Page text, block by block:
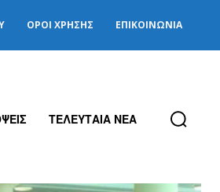
ΌΡΟΙ ΧΡΉΣΗΣ ΕΠΙΚΟΙΝΩΝΊΑ
ΤΕΛΕΥΤΑΙΑ ΝΕΑ